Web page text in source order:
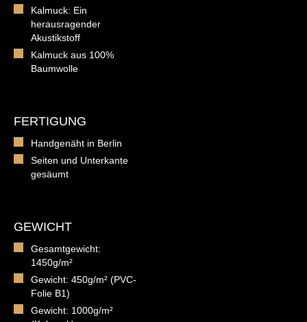
Kalmuck: Ein
herausragender
Akustikstoff
Kalmuck aus 100%
Baumwolle
FERTIGUNG
Handgenäht in Berlin
Seiten und Unterkante
gesäumt
GEWICHT
Gesamtgewicht:
1450g/m²
Gewicht: 450g/m² (PVC-
Folie B1)
Gewicht: 1000g/m²